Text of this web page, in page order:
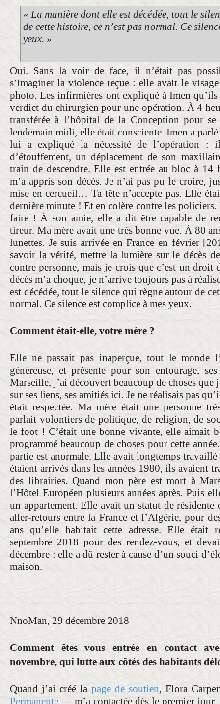
« La manière dont elle est décédée, tout le
de cette histoire, ce n’est pas normal. Ce
yeux. »
Oui. Sans la voir de face, il n’était pas
s’imaginer la violence reçue : elle avait le
photo. Les infirmières ont expliqué à Imen qu’ils
verdict du chirurgien pour une opération. À 4
transférée à l’hôpital de la Conception pour se
lendemain midi, elle était consciente. Imen a
lui a expliqué la nécessité de l’opération :
d’étouffement, un déplacement de son
train de descendre. Elle est entrée au bloc à 14
m’a appris son décès. Je n’ai pas pu le croire,
mise en cercueil… Ta tête n’accepte pas. Elle
dernière minute ! Et en colère contre les
faire ! À son amie, elle a dit être capable de
tireur. Ma mère avait une très bonne vue. À 80
lunettes. Je suis arrivée en France en février
savoir la vérité, mettre la lumière sur le décès
contre personne, mais je crois que c’est un droit
décès m’a choqué, je n’arrive toujours pas à
est décédée, tout le silence qui règne autour de
normal. Ce silence est complice à mes yeux.
Comment était-elle, votre mère ?
Elle ne passait pas inaperçue, tout le monde
généreuse, et présente pour son entourage,
Marseille, j’ai découvert beaucoup de choses que
sur ses liens, ses amitiés ici. Je ne réalisais pas
était respectée. Ma mère était une personne
parlait volontiers de politique, de religion, de
le foot ! C’était une bonne vivante, elle aimait
programmé beaucoup de choses pour cette
partie est anormale. Elle avait longtemps
étaient arrivés dans les années 1980, ils avaient
des librairies. Quand mon père est mort à
l’Hôtel Européen plusieurs années après. Puis
un appartement. Elle avait un statut de résidente
aller-retours entre la France et l’Algérie, pour
ans qu’elle habitait cette adresse. Elle était
septembre 2018 pour des rendez-vous, et
décembre : elle a dû rester à cause d’un souci
maison.
NnoMan, 29 décembre 2018
Comment êtes vous entrée en contact
novembre, qui lutte aux côtés des habitants
Quand j’ai créé la page de soutien, Flora
Permanente— m’a contactée dès le premier jour.